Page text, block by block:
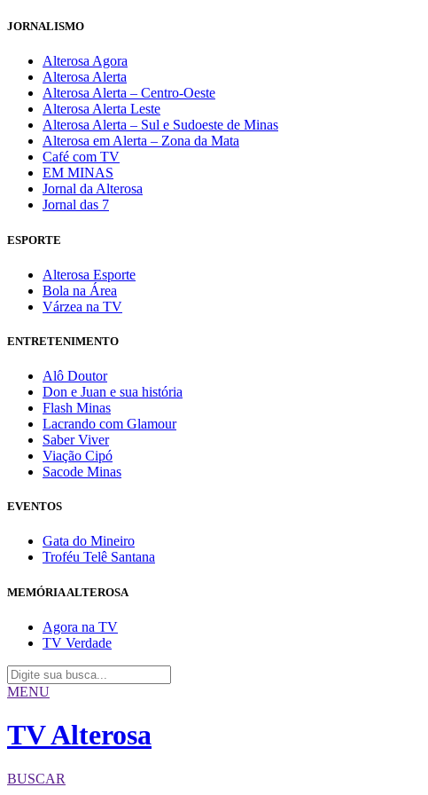
JORNALISMO
Alterosa Agora
Alterosa Alerta
Alterosa Alerta – Centro-Oeste
Alterosa Alerta Leste
Alterosa Alerta – Sul e Sudoeste de Minas
Alterosa em Alerta – Zona da Mata
Café com TV
EM MINAS
Jornal da Alterosa
Jornal das 7
ESPORTE
Alterosa Esporte
Bola na Área
Várzea na TV
ENTRETENIMENTO
Alô Doutor
Don e Juan e sua história
Flash Minas
Lacrando com Glamour
Saber Viver
Viação Cipó
Sacode Minas
EVENTOS
Gata do Mineiro
Troféu Telê Santana
MEMÓRIA ALTEROSA
Agora na TV
TV Verdade
MENU
TV Alterosa
BUSCAR